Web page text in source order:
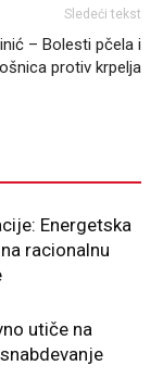
Sledeći tekst
– Bolesti pčela i
protiv krpelja
Energetska
racionalnu
utiče na